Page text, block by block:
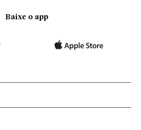
Baixe o app